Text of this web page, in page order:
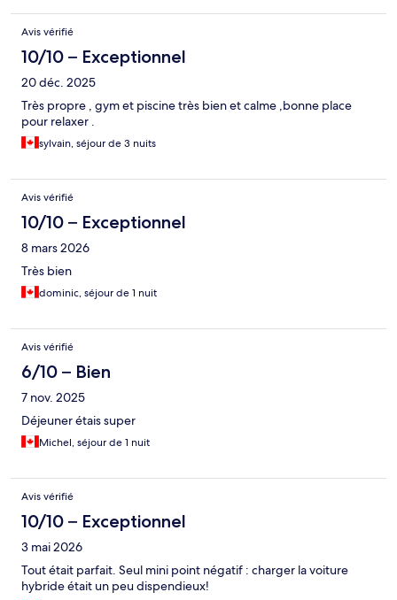
Avis vérifié
10/10 – Exceptionnel
20 déc. 2025
Très propre , gym et piscine très bien et calme ,bonne place
pour relaxer .
sylvain, séjour de 3 nuits
Avis vérifié
10/10 – Exceptionnel
8 mars 2026
Très bien
dominic, séjour de 1 nuit
Avis vérifié
6/10 – Bien
7 nov. 2025
Déjeuner étais super
Michel, séjour de 1 nuit
Avis vérifié
10/10 – Exceptionnel
3 mai 2026
Tout était parfait. Seul mini point négatif : charger la voiture
hybride était un peu dispendieux!